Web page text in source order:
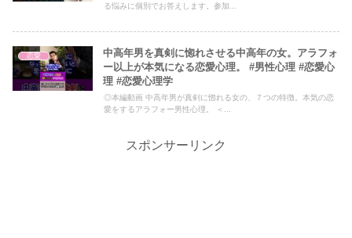
る悩みに個別でお答えします。参加...
恋愛
中高年男を真剣に惚れさせる中高年の女。アラフォ
ー以上が本気になる恋愛心理。 #男性心理 #恋愛心
理 #恋愛心理学
◎本編動画 中高年男が真剣に惚れる女の、７つの特徴。本気の恋
愛をするアラフォー男性心理。 ＜...
スポンサーリンク